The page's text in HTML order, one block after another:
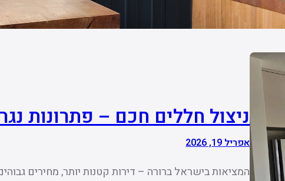
ניצול חללים חכם – פתרונות
אפריל 19, 2026
המציאות בישראל ברורה – דירות קטנות יותר, מחירים